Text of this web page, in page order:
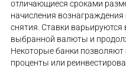
отличающиеся сроками
начисления
снятия. Ставки
выбранной валюты и
Некоторые банки
проценты или